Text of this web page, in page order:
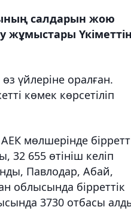
салдарын жою
жұмыстары
үйлеріне оралған.
көмек көрсетіліп
мөлшерінде
32 655 өтініш келіп
Павлодар, Абай,
облысында бірреттік
3730 отбасы